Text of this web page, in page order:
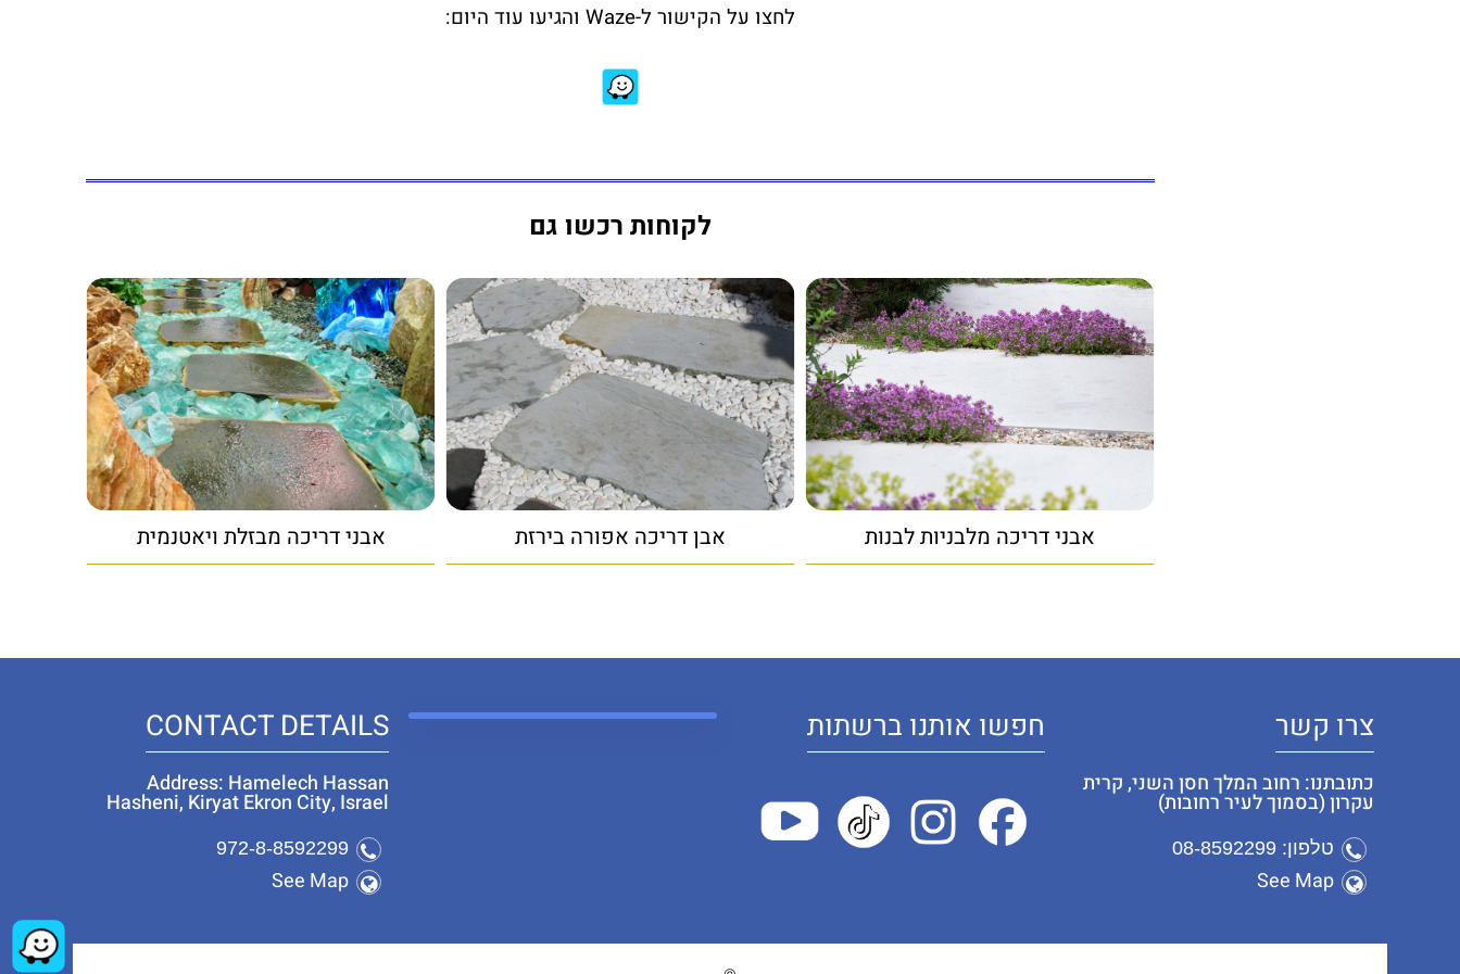
לחצו על הקישור ל-Waze והגיעו עוד היום:
לקוחות רכשו גם
אבני דריכה מבזלת ויאטנמית אבן דריכה אפורה בירזת אבני דריכה מלבניות לבנות
צרו קשר
כתובתנו: רחוב המלך חסן השני, קרית
עקרון (בסמוך לעיר רחובות)
טלפון: 08-8592299
See Map
חפשו אותנו ברשתות CONTACT DETAILS
Address: Hamelech Hassan
Hasheni, Kiryat Ekron City, Israel
972-8-8592299
See Map